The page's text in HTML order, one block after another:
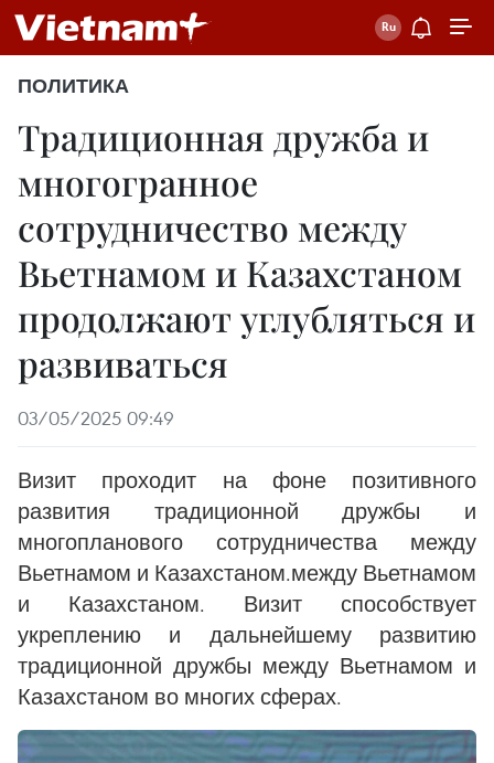
ПОЛИТИКА
Традиционная дружба и
многогранное
сотрудничество между
Вьетнамом и Казахстаном
продолжают углубляться и
развиваться
03/05/2025 09:49
Визит проходит на фоне позитивного
развития традиционной дружбы и
многопланового сотрудничества между
Вьетнамом и Казахстаном.между Вьетнамом
и Казахстаном. Визит способствует
укреплению и дальнейшему развитию
традиционной дружбы между Вьетнамом и
Казахстаном во многих сферах.